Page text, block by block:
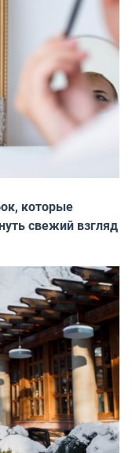
которые
свежий взгляд